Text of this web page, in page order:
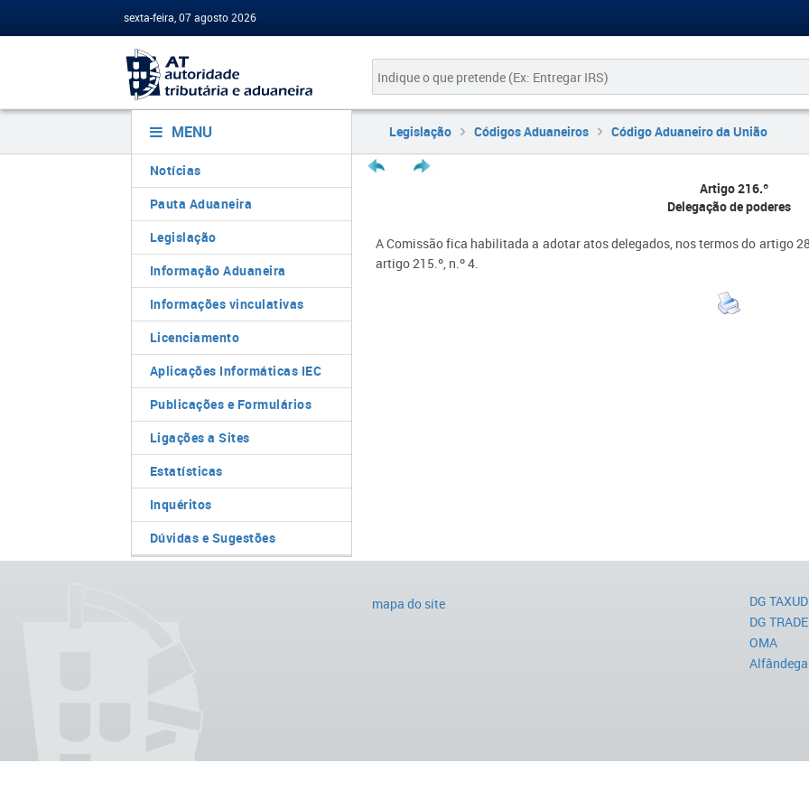
sexta-feira, 07 agosto 2026
MENU
Notícias
Pauta Aduaneira
Legislação
Informação Aduaneira
Informações vinculativas
Licenciamento
Aplicações Informáticas IEC
Publicações e Formulários
Ligações a Sites
Estatísticas
Inquéritos
Dúvidas e Sugestões
Legislação Códigos Aduaneiros Código Aduaneiro da União
Artigo 216.º
Delegação de poderes
A Comissão fica habilitada a adotar atos delegados, nos termos do artigo
artigo 215.º, n.º 4.
mapa do site
DG TAXUD
DG TRADE
OMA